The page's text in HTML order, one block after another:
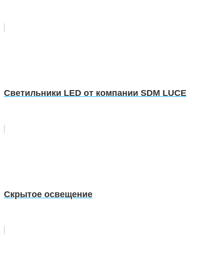
Светильники LED от компании SDM LUCE
Скрытое освещение